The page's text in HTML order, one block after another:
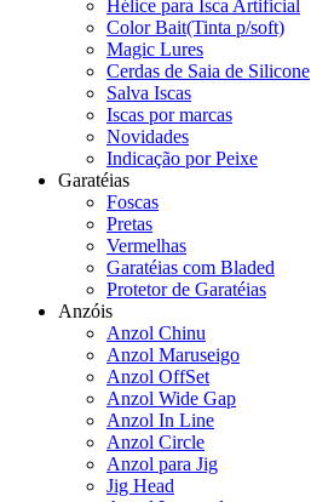
Hélice para Isca Artificial
Color Bait(Tinta p/soft)
Magic Lures
Cerdas de Saia de Silicone
Salva Iscas
Iscas por marcas
Novidades
Indicação por Peixe
Garatéias
Foscas
Pretas
Vermelhas
Garatéias com Bladed
Protetor de Garatéias
Anzóis
Anzol Chinu
Anzol Maruseigo
Anzol OffSet
Anzol Wide Gap
Anzol In Line
Anzol Circle
Anzol para Jig
Jig Head